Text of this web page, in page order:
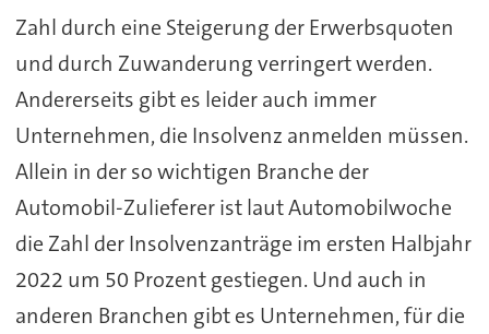
Zahl durch eine Steigerung der Erwerbsquoten
und durch Zuwanderung verringert werden.
Andererseits gibt es leider auch immer
Unternehmen, die Insolvenz anmelden müssen.
Allein in der so wichtigen Branche der
Automobil-Zulieferer ist laut Automobilwoche
die Zahl der Insolvenzanträge im ersten Halbjahr
2022 um 50 Prozent gestiegen. Und auch in
anderen Branchen gibt es Unternehmen, für die